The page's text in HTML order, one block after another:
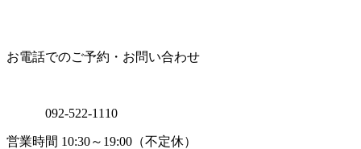
お電話でのご予約・お問い合わせ
092-522-1110
営業時間 10:30～19:00（不定休）